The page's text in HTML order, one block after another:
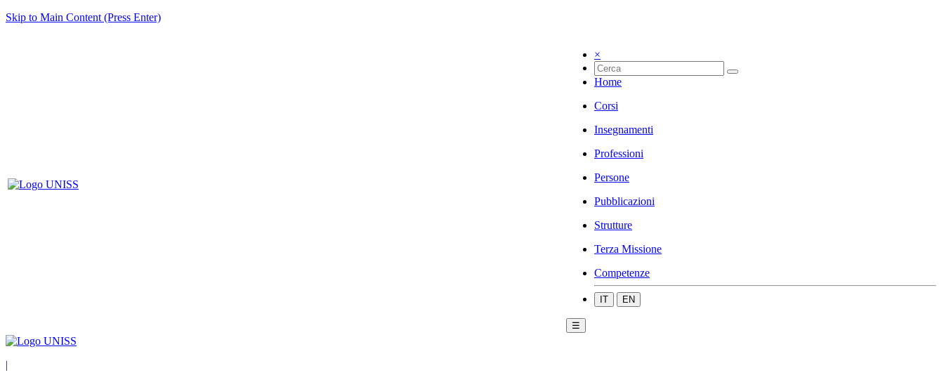
Skip to Main Content (Press Enter)
×
Home
Corsi
Insegnamenti
Professioni
Persone
Pubblicazioni
Strutture
Terza Missione
Competenze
IT EN
☰
|